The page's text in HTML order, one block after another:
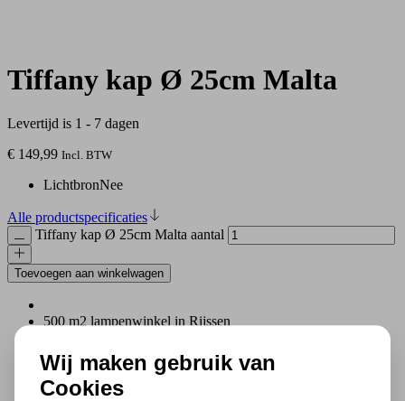
Tiffany kap Ø 25cm Malta
Levertijd is 1 - 7 dagen
€ 149,99 Incl. BTW
LichtbronNee
Alle productspecificaties
Tiffany kap Ø 25cm Malta aantal
Toevoegen aan winkelwagen
500 m2 lampenwinkel in Rijssen
Gratis verzending in NL vanaf € 50,-
Gratis lichtbronnen inbegrepen
Veilig achteraf betalen met Klarna
Wij maken gebruik van
Cookies